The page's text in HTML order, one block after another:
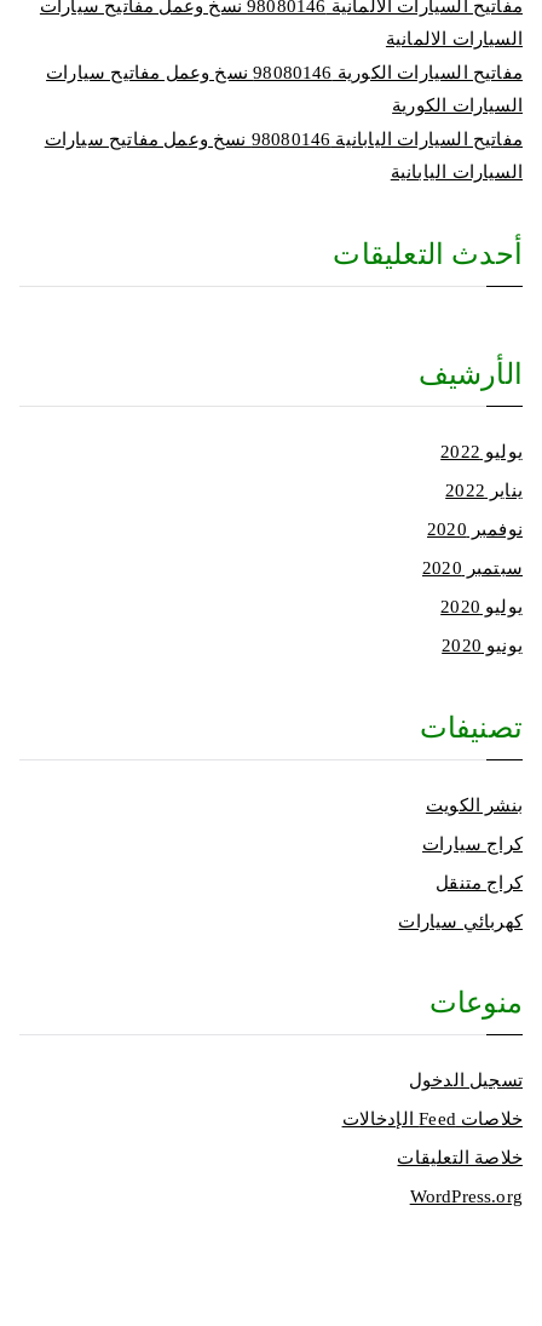
مفاتيح السيارات الالمانية 98080146‬ نسخ وعمل مفاتيح سيارات
السيارات الالمانية
مفاتيح السيارات الكورية 98080146‬ نسخ وعمل مفاتيح سيارات
السيارات الكورية
مفاتيح السيارات اليابانية 98080146‬ نسخ وعمل مفاتيح سيارات
السيارات اليابانية
أحدث التعليقات
الأرشيف
يوليو 2022
يناير 2022
نوفمبر 2020
سبتمبر 2020
يوليو 2020
يونيو 2020
تصنيفات
بنشر الكويت
كراج سيارات
كراج متنقل
كهربائي سيارات
منوعات
تسجيل الدخول
خلاصات Feed الإدخالات
خلاصة التعليقات
WordPress.org